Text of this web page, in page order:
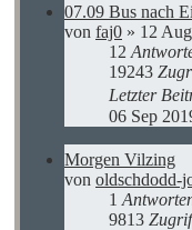
07.09 Bus nach
von faj0 » 12
12
19243
Letzter
06 Sep
Morgen Vilzing
von oldschdodd-
1
9813